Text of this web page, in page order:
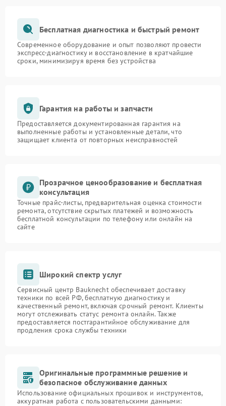
Бесплатная диагностика и быстрый ремонт
Современное оборудование и опыт позволяют провести
экспресс-диагностику и восстановление в кратчайшие
сроки, минимизируя время без устройства
Гарантия на работы и запчасти
Предоставляется документированная гарантия на
выполненные работы и установленные детали, что
защищает клиента от повторных неисправностей
Прозрачное ценообразование и бесплатная
консультация
Точные прайс-листы, предварительная оценка стоимости
ремонта, отсутствие скрытых платежей и возможность
бесплатной консультации по телефону или онлайн на
сайте
Широкий спектр услуг
Сервисный центр Bauknecht обеспечивает доставку
техники по всей РФ, бесплатную диагностику и
качественный ремонт, включая срочный ремонт. Клиенты
могут отслеживать статус ремонта онлайн. Также
предоставляется постгарантийное обслуживание для
продления срока службы техники
Оригинальные программные решение и
безопасное обслуживание данных
Использование официальных прошивок и инструментов,
аккуратная работа с пользовательскими данными: